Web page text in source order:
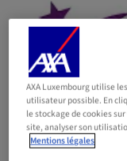
AXA Luxembourg utilise
utilisateur possible. En
le stockage de cookies
site, analyser son
Mentions légales